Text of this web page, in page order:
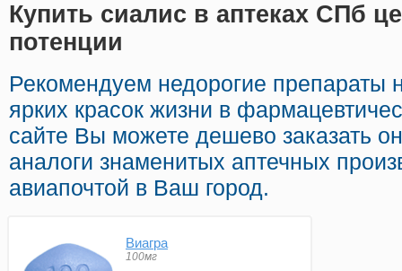
Купить сиалис в аптеках СПб
потенции
Рекомендуем недорогие препараты
ярких красок жизни в
сайте Вы можете дешево заказать
аналоги знаменитых аптечных
авиапочтой в Ваш город.
Виагра
100мг